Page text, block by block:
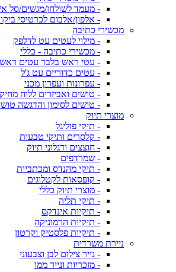
- מעמד לשולחן/מגשים/סל
- אלפון/אלבום לכרטיסי
מכשירי כתיבה
- מילוי לעטים עט לדלפק
- מכשירי כתיבה - כללי
- עטי ראש בלבד עטים
- עטים כדוריים עט ג'ל
- עפרונות ועפרון מכני
- טושים ואביזרים ללוח מחיק
- טושים לסימון והדגשה
מוצרי תיוק
- תיקי פוליגל
- קלסרים ותיקי טבעות
- חוצצים ודגלוני תיוק
- שמרדפים
- תיקי מהנדס ומכתביות
- קופסאות לקטלוגים
- מוצרי תיוק כללי
- תיקי תליה
- תיקיות אינדקס
- תיקיות הרמוניקה
- תיקיות פלסטיק וקרטון
ניירת משרדית
- נייר צילום לבן וצבעוני
- מזכריות ונייר ממו